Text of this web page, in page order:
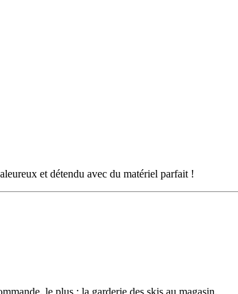
et détendu avec du matériel parfait !
le plus : la garderie des skis au magasin.